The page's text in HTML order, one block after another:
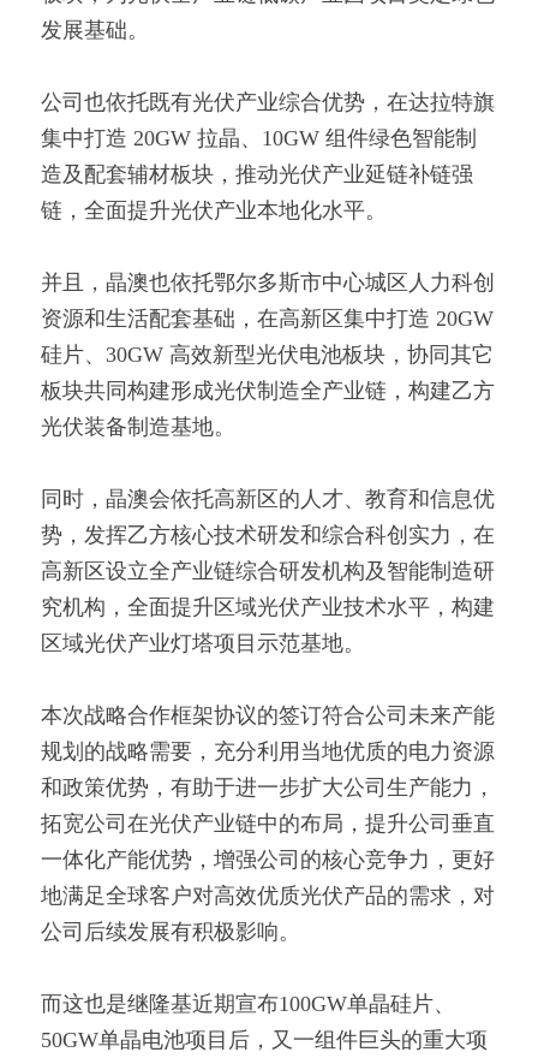
发展基础。
公司也依托既有光伏产业综合优势，在达拉特旗
集中打造 20GW 拉晶、10GW 组件绿色智能制
造及配套辅材板块，推动光伏产业延链补链强
链，全面提升光伏产业本地化水平。
并且，晶澳也依托鄂尔多斯市中心城区人力科创
资源和生活配套基础，在高新区集中打造 20GW
硅片、30GW 高效新型光伏电池板块，协同其它
板块共同构建形成光伏制造全产业链，构建乙方
光伏装备制造基地。
同时，晶澳会依托高新区的人才、教育和信息优
势，发挥乙方核心技术研发和综合科创实力，在
高新区设立全产业链综合研发机构及智能制造研
究机构，全面提升区域光伏产业技术水平，构建
区域光伏产业灯塔项目示范基地。
本次战略合作框架协议的签订符合公司未来产能
规划的战略需要，充分利用当地优质的电力资源
和政策优势，有助于进一步扩大公司生产能力，
拓宽公司在光伏产业链中的布局，提升公司垂直
一体化产能优势，增强公司的核心竞争力，更好
地满足全球客户对高效优质光伏产品的需求，对
公司后续发展有积极影响。
而这也是继隆基近期宣布100GW单晶硅片、
50GW单晶电池项目后，又一组件巨头的重大项